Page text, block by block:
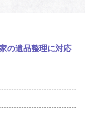
の遺品整理に対応